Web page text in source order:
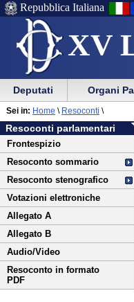
XV
Menu
di
ausilio
alla
navigazione
Vai
Menu
di
navigazione
principale
Repubblica Italiana
Menu
di
navigazione
principale
Vai
menu
di
sezione
Deputati Organi
Vai
al
contenuto
Resoconti parlamentari
Frontespizio
Resoconto sommario
Resoconto stenografico
Votazioni elettroniche
Allegato A
Allegato B
Audio/Video
Resoconto in formato
PDF
Sei in: Home \ Resoconti \